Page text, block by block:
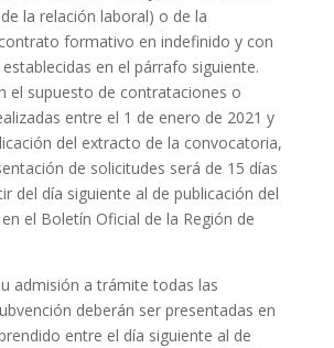
la relación laboral) o de la
formativo en indefinido y con
en el párrafo siguiente.
el supuesto de contrataciones o
entre el 1 de enero de 2021 y
del extracto de la convocatoria,
de solicitudes será de 15 días
del día siguiente al de publicación del
el Boletín Oficial de la Región de
admisión a trámite todas las
deberán ser presentadas en
entre el día siguiente al de